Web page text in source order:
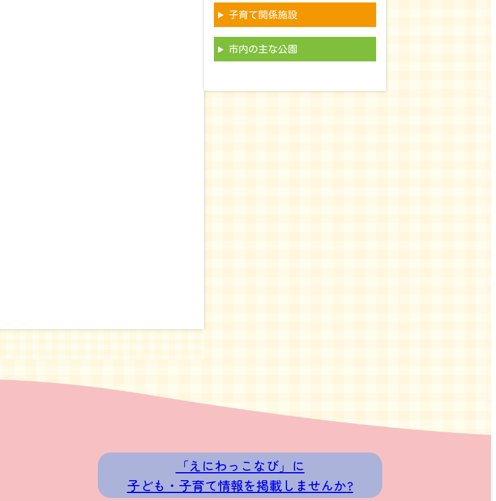
子育て関係施設
市内の主な公園
「えにわっこなび」に
子ども・子育て情報を掲載しませんか?